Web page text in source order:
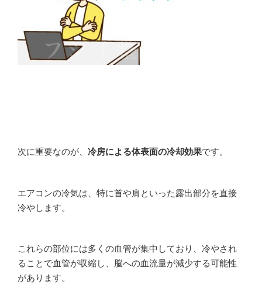
次に重要なのが、 冷房による体表面の冷却効果です。
エアコンの冷気は、特に首や肩といった露出部分を直接
冷やします。
これらの部位には多くの血管が集中しており、冷やされ
ることで血管が収縮し、脳への血流量が減少する可能性
があります。